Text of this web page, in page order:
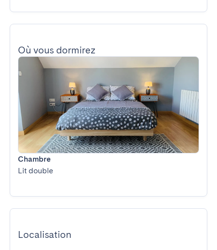
Où vous dormirez
Chambre
Lit double
Localisation